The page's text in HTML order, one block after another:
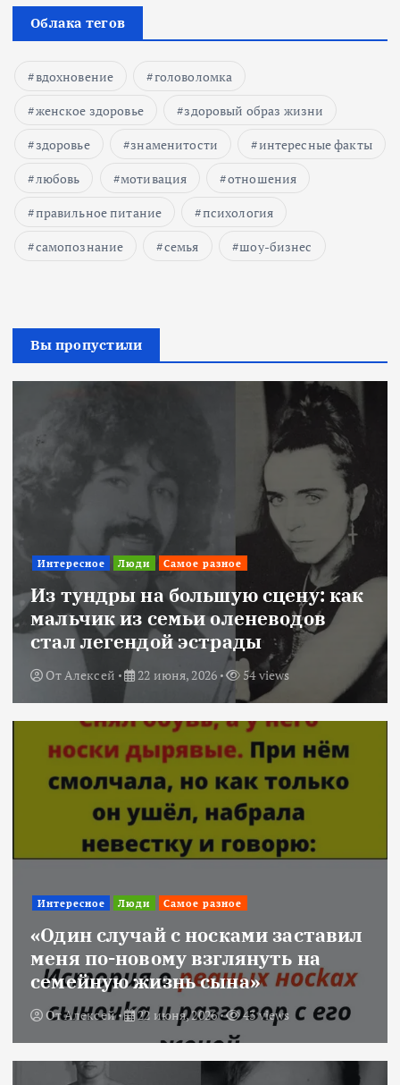
Облака тегов
вдохновение
головоломка
женское здоровье
здоровый образ жизни
здоровье
знаменитости
интересные факты
любовь
мотивация
отношения
правильное питание
психология
самопознание
семья шоу-бизнес
Вы пропустили
Интересное Люди Самое разное
Из тундры на большую сцену: как
мальчик из семьи оленеводов
стал легендой эстрады
От Алексей 22 июня, 2026 54 views
Интересное Люди Самое разное
«Один случай с носками заставил
меня по-новому взглянуть на
семейную жизнь сына»
ОтАлексей 22 июня, 2026 43 views